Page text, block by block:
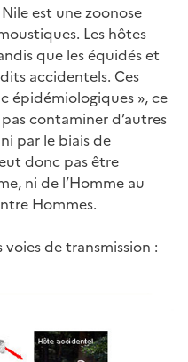
est une zoonose
Les hôtes
que les équidés et
accidentels. Ces
épidémiologiques », ce
contaminer d’autres
par le biais de
donc pas être
ni de l’Homme au
Hommes.
voies de transmission :